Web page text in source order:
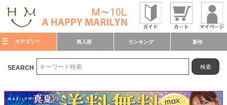
カテゴリー 再入荷 ランキング 新作
SEARCH 検索